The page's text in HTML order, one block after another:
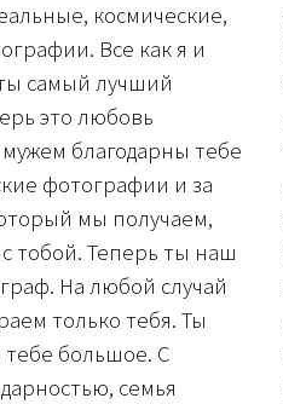
космические,
Все как я и
самый лучший
это любовь
благодарны тебе
фотографии и за
мы получаем,
тобой. Теперь ты наш
На любой случай
только тебя. Ты
тебе большое. С
семья